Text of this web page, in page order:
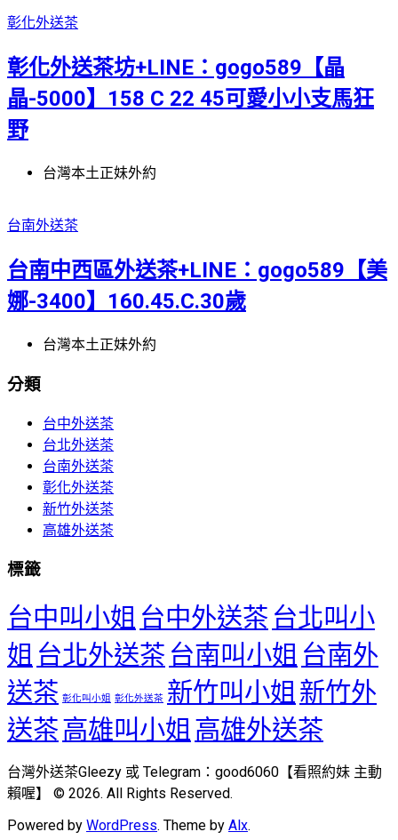
彰化外送茶
彰化外送茶坊+LINE：gogo589【晶
晶-5000】158 C 22 45可愛小小支馬狂
野
台灣本土正妹外約
台南外送茶
台南中西區外送茶+LINE：gogo589【美
娜-3400】160.45.C.30歲
台灣本土正妹外約
分類
台中外送茶
台北外送茶
台南外送茶
彰化外送茶
新竹外送茶
高雄外送茶
標籤
台中叫小姐 台中外送茶 台北叫小
姐 台北外送茶 台南叫小姐 台南外
送茶 彰化叫小姐 彰化外送茶 新竹叫小姐 新竹外
送茶高雄叫小姐 高雄外送茶
台灣外送茶Gleezy 或 Telegram：good6060【看照約妹 主動
賴喔】 © 2026. All Rights Reserved.
Powered by WordPress. Theme by Alx.